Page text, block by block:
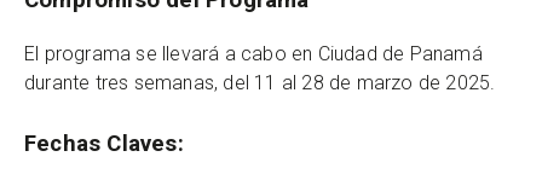
El programa se llevará a cabo en Ciudad de Panamá
durante tres semanas, del 11 al 28 de marzo de 2025.
Fechas Claves: